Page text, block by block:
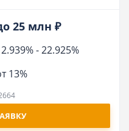
25 млн ₽
-22.925%
13%